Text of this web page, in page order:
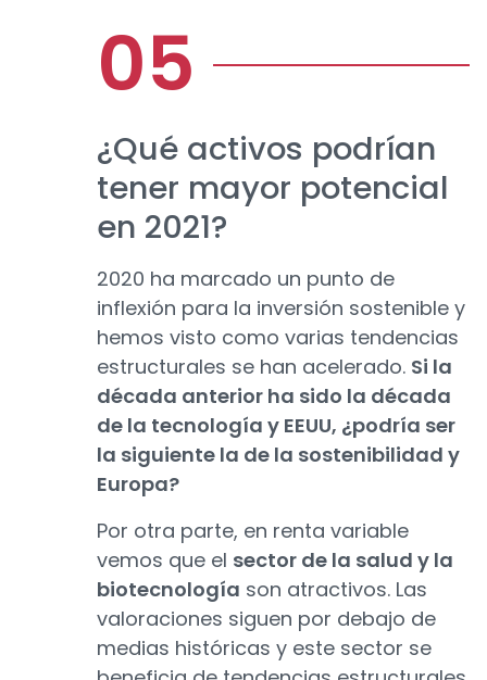
¿Qué activos podrían
tener mayor potencial
en 2021?
2020 ha marcado un punto de
inflexión para la inversión sostenible y
hemos visto como varias tendencias
estructurales se han acelerado. Si la
década anterior ha sido la década
de la tecnología y EEUU, ¿podría ser
la siguiente la de la sostenibilidad y
Europa?
Por otra parte, en renta variable
vemos que el sector de la salud y la
biotecnología son atractivos. Las
valoraciones siguen por debajo de
medias históricas y este sector se